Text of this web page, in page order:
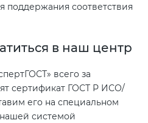
поддержания соответствия
в наш центр
всего за
сертификат ГОСТ Р ИСО/
его на специальном
системой